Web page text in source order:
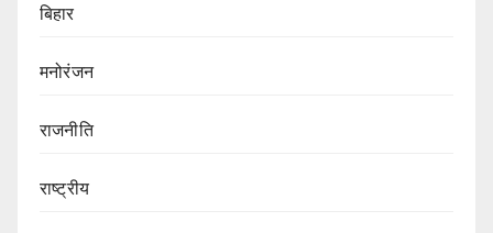
बिहार
मनोरंजन
राजनीति
राष्ट्रीय